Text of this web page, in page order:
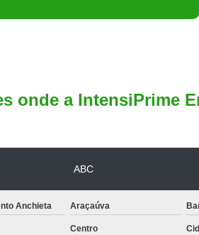
onde a IntensiPrime
ABC
Anchieta Araçaúva
Centro